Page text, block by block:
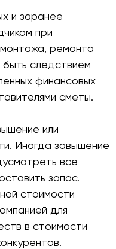
и заранее
при
ремонта
следствием
финансовых
сметы.
или
Иногда завышение
все
запас.
стоимости
для
в стоимости